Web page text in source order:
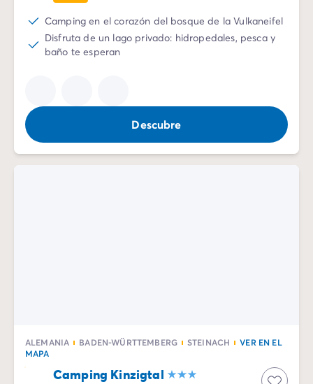
Camping en el corazón del bosque de la Vulkaneifel
Disfruta de un lago privado: hidropedales, pesca y
baño te esperan
Descubre
ALEMANIA BADEN-WÜRTTEMBERG STEINACH
VER EN EL
MAPA
Camping Kinzigtal